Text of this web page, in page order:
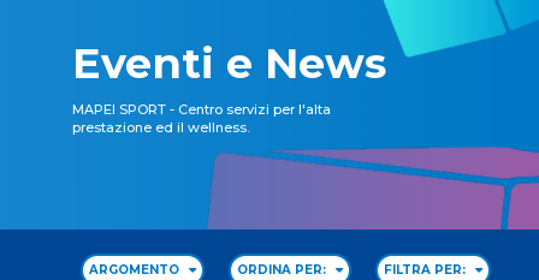
Eventi e News
MAPEI SPORT - Centro servizi per l'alta
prestazione ed il wellness.
ARGOMENTO ORDINA PER: FILTRA PER: